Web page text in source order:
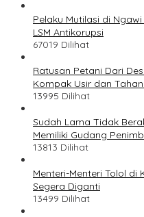
Pelaku Mutilasi di
LSM Antikorupsi
67019 Dilihat
Ratusan Petani Dari
Kompak Usir dan
13995 Dilihat
Sudah Lama Tidak
Memiliki Gudang
13813 Dilihat
Menteri-Menteri Tolol di
Segera Diganti
13499 Dilihat